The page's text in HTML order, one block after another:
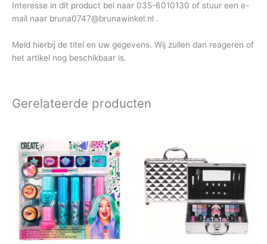
Interesse in dit product bel naar 035-6010130 of stuur een e-
mail naar bruna0747@brunawinkel.nl .
Meld hierbij de titel en uw gegevens. Wij zullen dan reageren of
het artikel nog beschikbaar is.
Gerelateerde producten